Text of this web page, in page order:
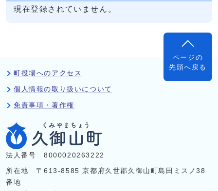
現在登録されていません。
ページの
先頭へ戻る
町役場へのアクセス
個人情報の取り扱いについて
免責事項・著作権
法人番号 8000020263222
所在地 〒613-8585 京都府久世郡久御山町島田ミスノ38
番地